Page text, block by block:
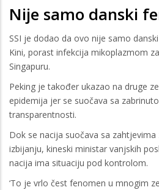
Nije samo danski
SSI je dodao da ovo nije samo
Kini, porast infekcija mikoplazmom
Singapuru.
Peking je također ukazao na druge
epidemija jer se suočava sa
transparentnosti.
Dok se nacija suočava sa
izbijanju, kineski ministar vanjskih
nacija ima situaciju pod kontrolom.
‘To je vrlo čest fenomen u mnogim